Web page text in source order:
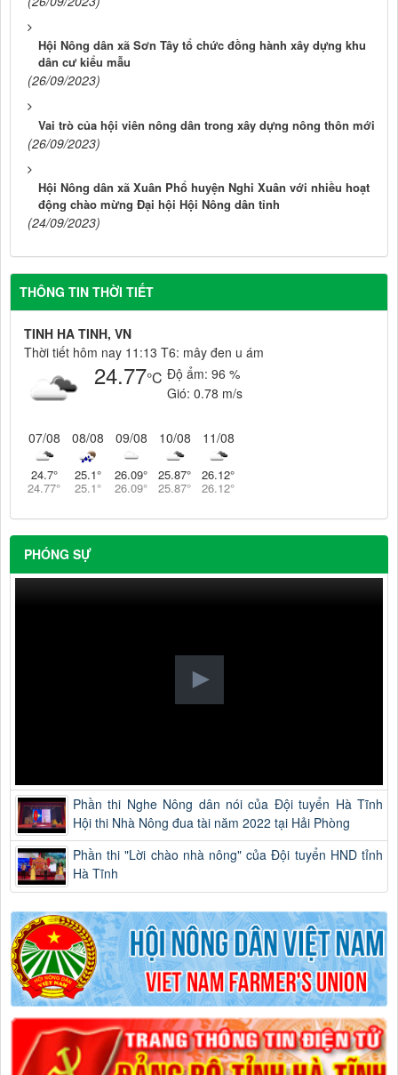
Hội Nông dân xã Sơn Tây tổ chức đồng hành xây dựng khu
dân cư kiểu mẫu
(26/09/2023)
Vai trò của hội viên nông dân trong xây dựng nông thôn mới
(26/09/2023)
Hội Nông dân xã Xuân Phổ huyện Nghi Xuân với nhiều hoạt
động chào mừng Đại hội Hội Nông dân tỉnh
(24/09/2023)
THÔNG TIN THỜI TIẾT
TINH HA TINH, VN
Thời tiết hôm nay 11:13 T6: mây đen u ám
24.77°C Độ ẩm: 96 %
Gió: 0.78 m/s
07/08
24.7°
24.77°
08/08
25.1°
25.1°
09/08
26.09°
26.09°
10/08
25.87°
25.87°
11/08
26.12°
26.12°
PHÓNG SỰ
Phần thi Nghe Nông dân nói của Đội tuyển Hà Tĩnh
Hội thi Nhà Nông đua tài năm 2022 tại Hải Phòng
Phần thi "Lời chào nhà nông" của Đội tuyển HND tỉnh
Hà Tĩnh